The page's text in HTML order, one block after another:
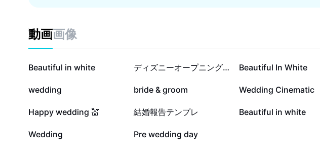
動画画像
14.5万
Beautiful in white 10.2万 ディズニーオープニング風結婚式Ver 9.2万
Beautiful In White
8580
wedding 8086
bride & groom 6600
Wedding Cinematic
2638
Happy wedding 💒 2595
結婚報告テンプレ 2384
Beautiful in white
656
Wedding 0
Pre wedding day